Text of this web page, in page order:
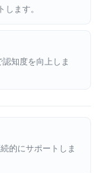
ます。
知度を向上しま
的にサポートしま